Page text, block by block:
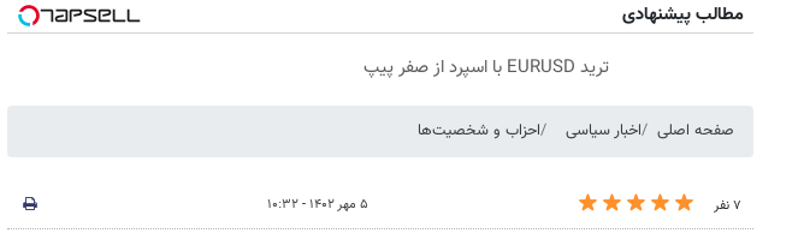
مطالب پیشنهادی
ترید EURUSD با اسپرد از صفر پیپ
صفحه اصلی اخبار سیاسی احزاب و شخصیت‌ها
۷ نفر ۵ مهر ۱۴۰۲ - ۱۰:۳۲